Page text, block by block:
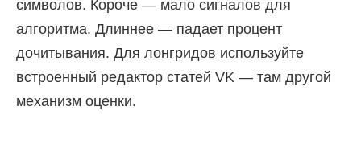
символов. Короче — мало сигналов для
алгоритма. Длиннее — падает процент
дочитывания. Для лонгридов используйте
встроенный редактор статей VK — там другой
механизм оценки.